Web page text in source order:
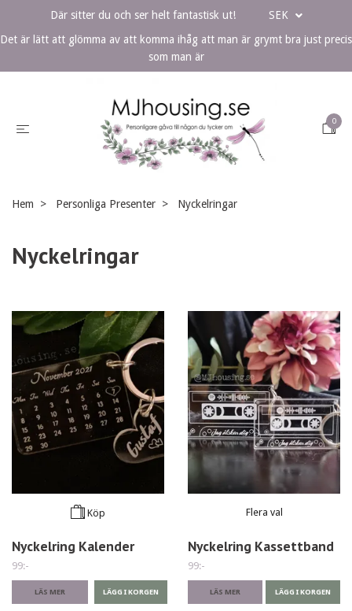
Där sitter du och ser helt fantastisk ut!
SEK
Det är lätt att glömma av att komma ihåg att man är grymt bra just precis
som man är
0
Hem Personliga Presenter Nyckelringar
Nyckelringar
Köp
Nyckelring Kalender
99:-
LÄS MER
Flera val
Nyckelring Kassettband
99:-
LÄS MER LÄGG I KORGEN